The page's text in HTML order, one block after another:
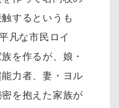
するというも
凡な市民ロイ
を作るが、娘・
力者、妻・ヨル
を抱えた家族が